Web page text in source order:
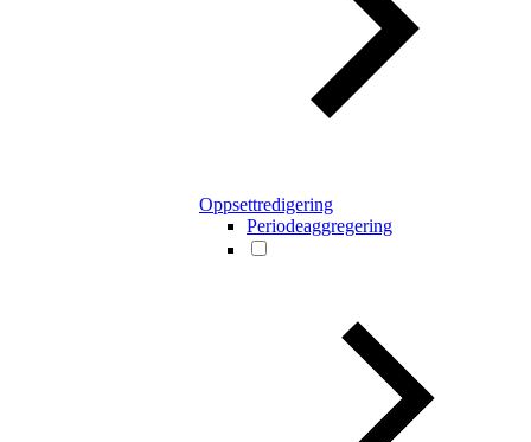
Oppsettredigering
Periodeaggregering